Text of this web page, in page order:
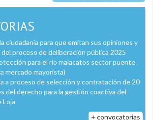
ciudadanía para que emitan sus opiniones y
proceso de deliberación pública 2025
para el río malacatos sector puente
mercado mayorista)
a proceso de selección y contratación de 20
del derecho para la gestión coactiva del
Loja
+ convocatorias